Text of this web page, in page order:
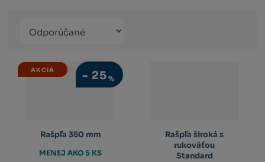
produktů
- 25%
AKCIA
Rašpľa 350 mm
MENEJ AKO 5 KS
Rašpľa široká s
rukoväťou
Standard